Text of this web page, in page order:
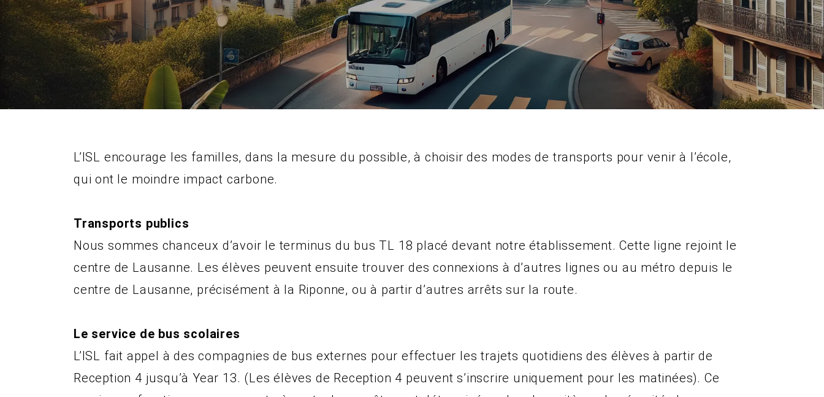
L’ISL encourage les familles, dans la mesure du possible, à choisir des modes de transports pour venir à l’école,
qui ont le moindre impact carbone.
Transports publics
Nous sommes chanceux d’avoir le terminus du bus TL 18 placé devant notre établissement. Cette ligne rejoint le
centre de Lausanne. Les élèves peuvent ensuite trouver des connexions à d’autres lignes ou au métro depuis le
centre de Lausanne, précisément à la Riponne, ou à partir d’autres arrêts sur la route.
Le service de bus scolaires
L’ISL fait appel à des compagnies de bus externes pour effectuer les trajets quotidiens des élèves à partir de
Reception 4 jusqu’à Year 13. (Les élèves de Reception 4 peuvent s’inscrire uniquement pour les matinées). Ce